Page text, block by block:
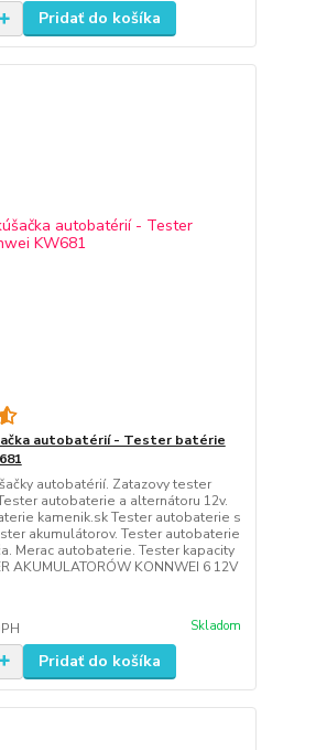
Pridať do košíka
autobatérií - Tester batérie
autobatérií. Zatazovy tester
autobaterie a alternátoru 12v.
kamenik.sk Tester autobaterie s
akumulátorov. Tester autobaterie
Merac autobaterie. Tester kapacity
AKUMULATORÓW KONNWEI 6 12V
Skladom
Pridať do košíka